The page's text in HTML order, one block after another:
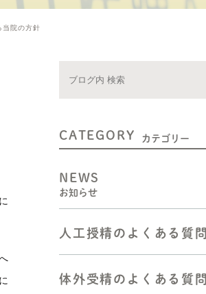
かお悩みの方へ
二人目不妊の方へ
体外受精（顕微授精を含む）
をお考えの方へ
胚移植―反復着床障害の方へ
よくある質問
当院の方針
CATEGORY カテゴリー
NEWS
お知らせ
人工授精のよくある質問
体外受精のよくある質問